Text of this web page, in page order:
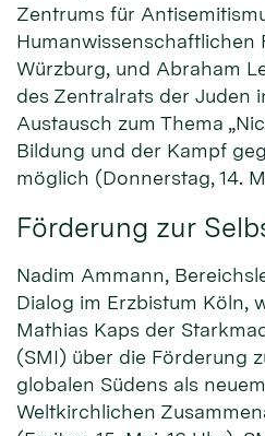
Zentrums für
Humanwissenschaftlichen
Würzburg, und Abraham
des Zentralrats der Juden
Austausch zum Thema
Bildung und der Kampf
möglich (Donnerstag, 14.
Förderung zur
Nadim Ammann,
Dialog im Erzbistum Köln,
Mathias Kaps der
(SMI) über die Förderung
globalen Südens als
Weltkirchlichen